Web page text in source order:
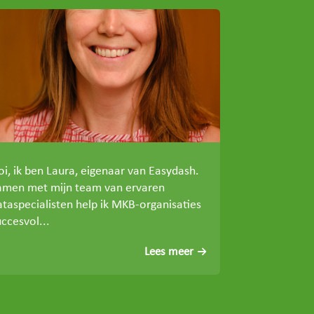
ik ben Laura, eigenaar van Easydash.
met mijn team van ervaren
help ik MKB-organisaties
Lees meer